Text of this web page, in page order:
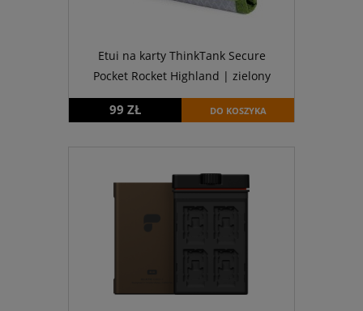
Etui na karty ThinkTank Secure
Pocket Rocket Highland | zielony
99 ZŁ DO KOSZYKA